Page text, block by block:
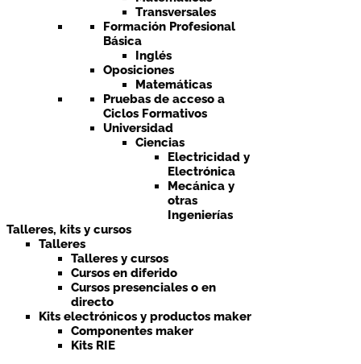
Transversales
Formación Profesional
Básica
Inglés
Oposiciones
Matemáticas
Pruebas de acceso a
Ciclos Formativos
Universidad
Ciencias
Electricidad y
Electrónica
Mecánica y
otras
Ingenierías
Talleres, kits y cursos
Talleres
Talleres y cursos
Cursos en diferido
Cursos presenciales o en
directo
Kits electrónicos y productos maker
Componentes maker
Kits RIE